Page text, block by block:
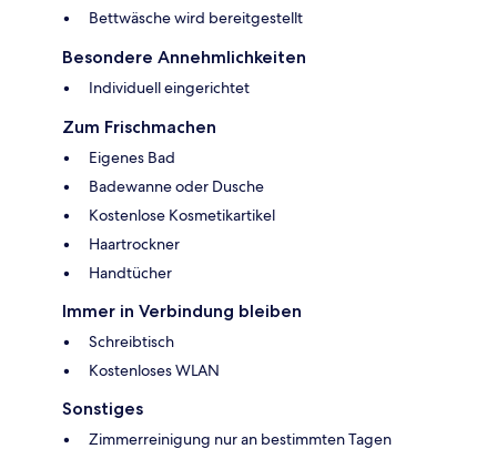
Bettwäsche wird bereitgestellt
Besondere Annehmlichkeiten
Individuell eingerichtet
Zum Frischmachen
Eigenes Bad
Badewanne oder Dusche
Kostenlose Kosmetikartikel
Haartrockner
Handtücher
Immer in Verbindung bleiben
Schreibtisch
Kostenloses WLAN
Sonstiges
Zimmerreinigung nur an bestimmten Tagen